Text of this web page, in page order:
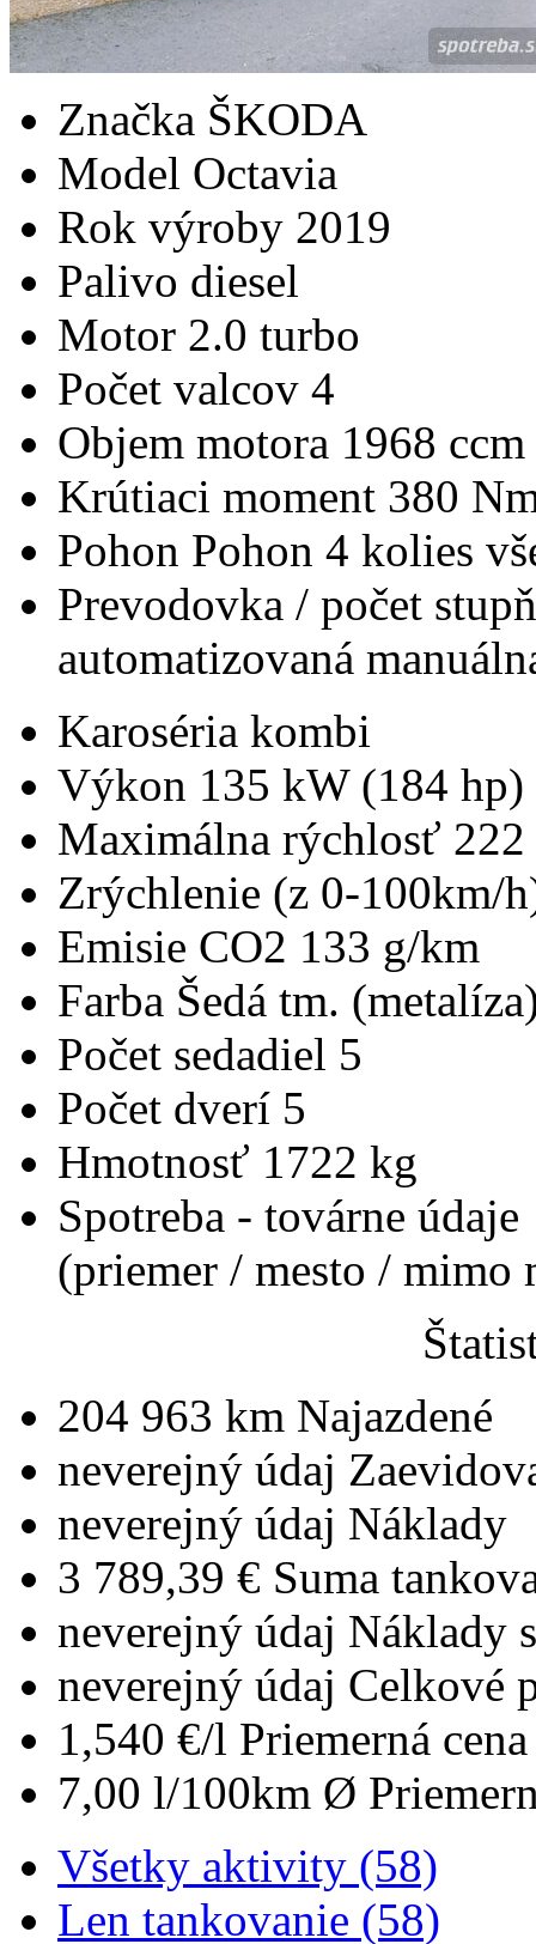
Značka ŠKODA
Model Octavia
Rok výroby 2019
Palivo diesel
Motor 2.0 turbo
Počet valcov 4
Objem motora 1968 ccm
Krútiaci moment 380
Pohon Pohon 4 kolies
Prevodovka / počet
automatizovaná
Karoséria kombi
Výkon 135 kW (184 hp)
Maximálna rýchlosť
Zrýchlenie (z 0-100km/
Emisie CO2 133 g/km
Farba Šedá tm.
Počet sedadiel 5
Počet dverí 5
Hmotnosť 1722 kg
Spotreba - továrne údaje
(priemer / mesto / mimo
204 963 km Najazdené
neverejný údaj
neverejný údaj Náklady
3 789,39 € Suma
neverejný údaj Náklady
neverejný údaj Celkové
1,540 €/l Priemerná
7,00 l/100km Ø
Všetky aktivity (58)
Len tankovanie (58)